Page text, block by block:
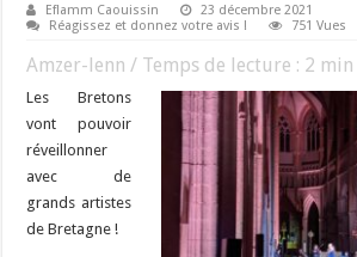
Eflamm Caouissin
23 décembre 2021
Réagissez et donnez votre avis !
751 Vues
Amzer-lenn / Temps de lecture : 2 min
Les Bretons
vont pouvoir
réveillonner
avec de
grands artistes
de Bretagne !